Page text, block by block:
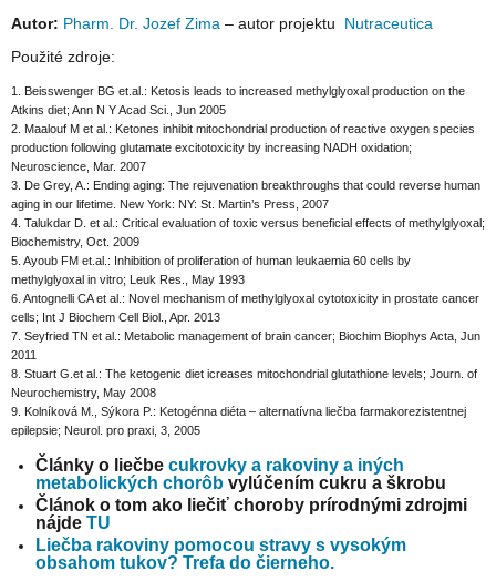
Autor: Pharm. Dr. Jozef Zima – autor projektu Nutraceutica
Použité zdroje:
1. Beisswenger BG et.al.: Ketosis leads to increased methylglyoxal production on the
Atkins diet; Ann N Y Acad Sci., Jun 2005
2. Maalouf M et al.: Ketones inhibit mitochondrial production of reactive oxygen species
production following glutamate excitotoxicity by increasing NADH oxidation;
Neuroscience, Mar. 2007
3. De Grey, A.: Ending aging: The rejuvenation breakthroughs that could reverse human
aging in our lifetime. New York: NY: St. Martin’s Press, 2007
4. Talukdar D. et al.: Critical evaluation of toxic versus beneficial effects of methylglyoxal;
Biochemistry, Oct. 2009
5. Ayoub FM et.al.: Inhibition of proliferation of human leukaemia 60 cells by
methylglyoxal in vitro; Leuk Res., May 1993
6. Antognelli CA et al.: Novel mechanism of methylglyoxal cytotoxicity in prostate cancer
cells; Int J Biochem Cell Biol., Apr. 2013
7. Seyfried TN et al.: Metabolic management of brain cancer; Biochim Biophys Acta, Jun
2011
8. Stuart G.et al.: The ketogenic diet icreases mitochondrial glutathione levels; Journ. of
Neurochemistry, May 2008
9. Kolníková M., Sýkora P.: Ketogénna diéta – alternatívna liečba farmakorezistentnej
epilepsie; Neurol. pro praxi, 3, 2005
Články o liečbecukrovky a rakoviny a iných
metabolických chorôbvylúčením cukru a škrobu
Článok o tom ako liečiť choroby prírodnými zdrojmi
nájdeTU
Liečba rakoviny pomocou stravy s vysokým
obsahom tukov? Trefa do čierneho.